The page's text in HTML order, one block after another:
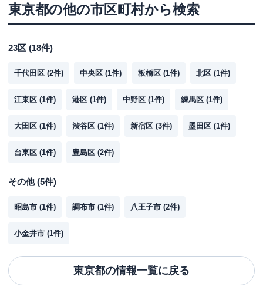
東京都の他の市区町村から検索
23区 (18件)
千代田区 (2件) 中央区 (1件) 板橋区 (1件) 北区 (1件)
江東区 (1件) 港区 (1件) 中野区 (1件) 練馬区 (1件)
大田区 (1件) 渋谷区 (1件) 新宿区 (3件) 墨田区 (1件)
台東区 (1件) 豊島区 (2件)
その他(5件)
昭島市 (1件) 調布市 (1件) 八王子市 (2件)
小金井市 (1件)
東京都の情報一覧に戻る